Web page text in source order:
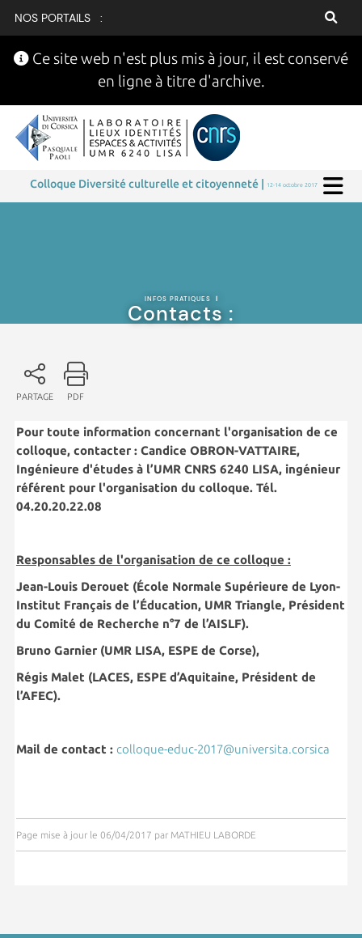
NOS PORTAILS :
Ce site web n'est plus mis à jour, il est conservé
en ligne à titre d'archive.
Colloque Diversité culturelle et citoyenneté | 12-14 octobre 2017
INFOS PRATIQUES |
Contacts :
PARTAGE PDF
Pour toute information concernant l'organisation de ce
colloque, contacter : Candice OBRON-VATTAIRE,
Ingénieure d'études à l’UMR CNRS 6240 LISA, ingénieur
référent pour l'organisation du colloque. Tél.
04.20.20.22.08
Responsables de l'organisation de ce colloque :
Jean-Louis Derouet (École Normale Supérieure de Lyon-
Institut Français de l’Éducation, UMR Triangle, Président
du Comité de Recherche n°7 de l’AISLF).
Bruno Garnier (UMR LISA, ESPE de Corse),
Régis Malet (LACES, ESPE d’Aquitaine, Président de
l’AFEC).
Mail de contact : colloque-educ-2017@universita.corsica
Page mise à jour le 06/04/2017 par MATHIEU LABORDE